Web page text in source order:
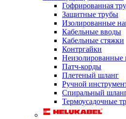
Гофрированная
Защитные трубы
Изолированные
Кабельные вводы
Кабельные стяжки
Контргайки
Неизолированные
Патч-корды
Плетеный шланг
Ручной
Спиральный
Термоусадочные